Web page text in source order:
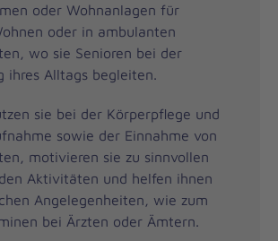
oder Wohnanlagen für
oder in ambulanten
wo sie Senioren bei der
ihres Alltags begleiten.
sie bei der Körperpflege und
sowie der Einnahme von
motivieren sie zu sinnvollen
Aktivitäten und helfen ihnen
Angelegenheiten, wie zum
bei Ärzten oder Ämtern.